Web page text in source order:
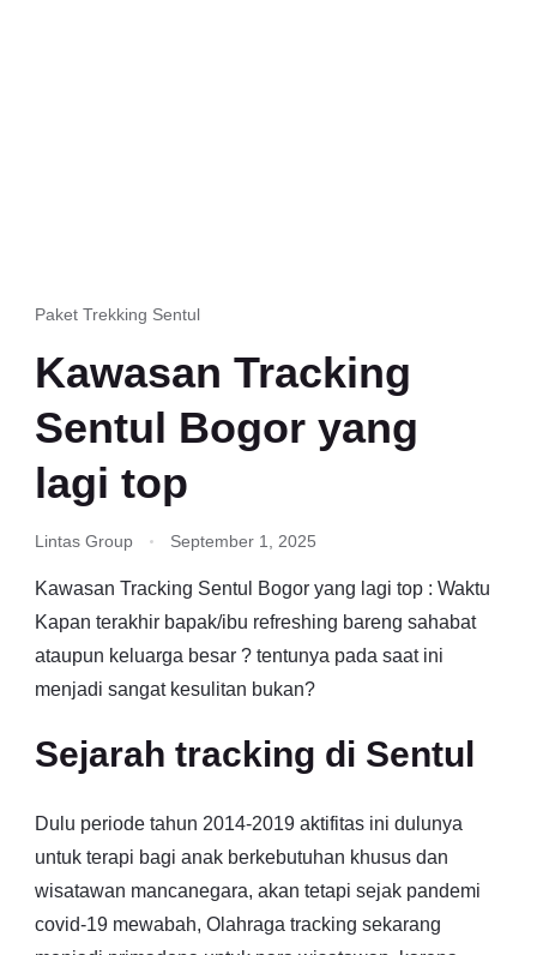
Paket Trekking Sentul
Kawasan Tracking
Sentul Bogor yang
lagi top
Lintas Group September 1, 2025
Kawasan Tracking Sentul Bogor yang lagi top : Waktu
Kapan terakhir bapak/ibu refreshing bareng sahabat
ataupun keluarga besar ? tentunya pada saat ini
menjadi sangat kesulitan bukan?
Sejarah tracking di Sentul
Dulu periode tahun 2014-2019 aktifitas ini dulunya
untuk terapi bagi anak berkebutuhan khusus dan
wisatawan mancanegara, akan tetapi sejak pandemi
covid-19 mewabah, Olahraga tracking sekarang